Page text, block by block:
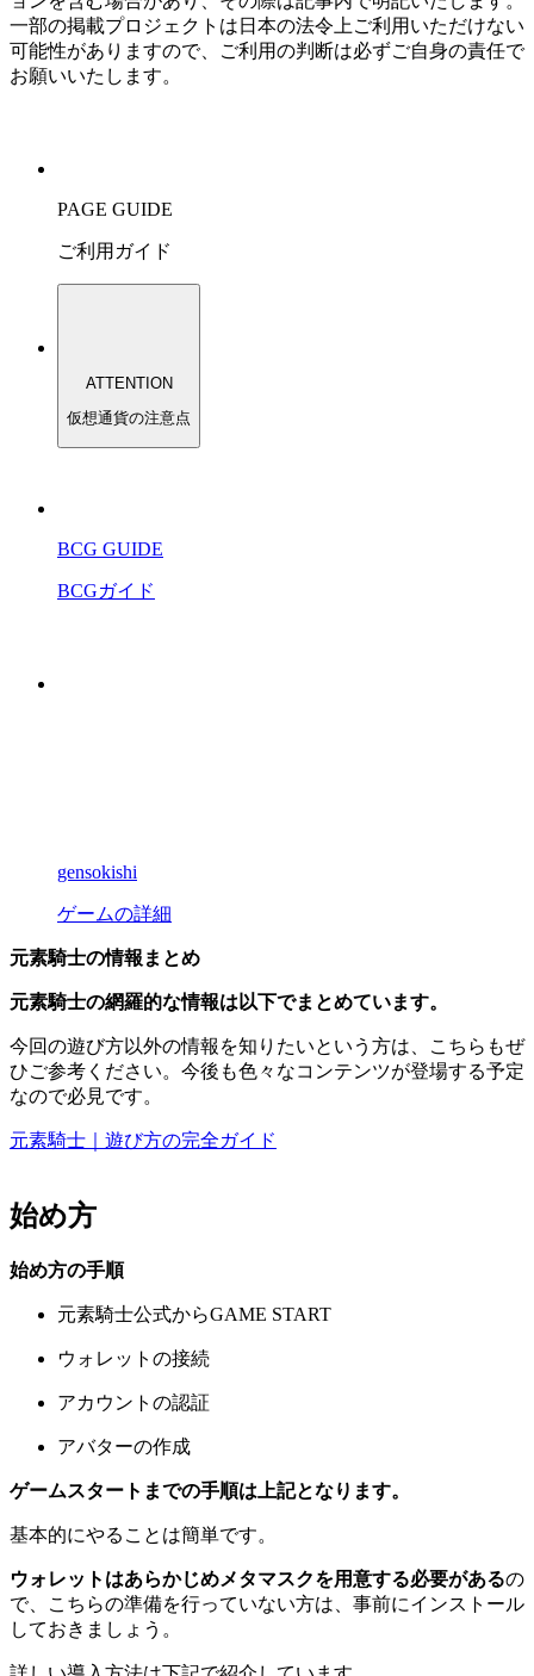
一部の掲載プロジェクトは日本の法令上ご利用いただけない
可能性がありますので、ご利用の判断は必ずご自身の責任で
お願いいたします。
PAGE GUIDE
ご利用ガイド
ATTENTION
仮想通貨の注意点
BCG GUIDE
BCGガイド
gensokishi
ゲームの詳細
元素騎士の情報まとめ
元素騎士の網羅的な情報は以下でまとめています。
今回の遊び方以外の情報を知りたいという方は、こちらもぜ
ひご参考ください。今後も色々なコンテンツが登場する予定
なので必見です。
元素騎士｜遊び方の完全ガイド
始め方
始め方の手順
元素騎士公式からGAME START
ウォレットの接続
アカウントの認証
アバターの作成
ゲームスタートまでの手順は上記となります。
基本的にやることは簡単です。
ウォレットはあらかじめメタマスクを用意する必要があるの
で、こちらの準備を行っていない方は、事前にインストール
しておきましょう。